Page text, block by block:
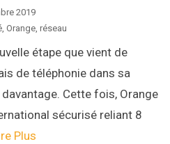
2019
, Orange, réseau
étape que vient de
de téléphonie dans sa
Cette fois, Orange
sécurisé reliant 8
Plus